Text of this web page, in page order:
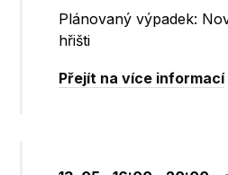
Plánovaný výpadek:
hřišti
Přejít na více informací